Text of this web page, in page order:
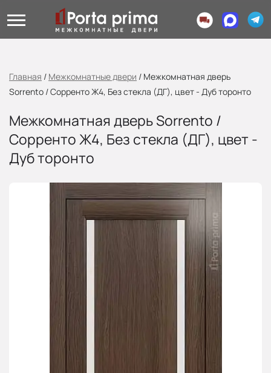
Главная / Межкомнатные двери / Межкомнатная дверь
Sorrento / Сорренто Ж4, Без стекла (ДГ), цвет - Дуб торонто
Межкомнатная дверь Sorrento /
Сорренто Ж4, Без стекла (ДГ), цвет -
Дуб торонто